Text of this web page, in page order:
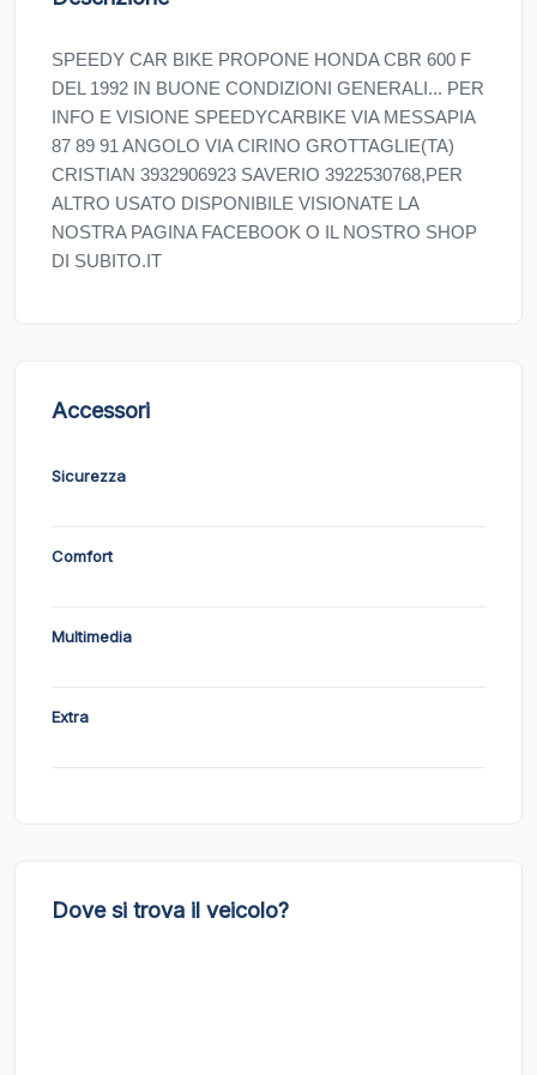
SPEEDY CAR BIKE PROPONE HONDA CBR 600 F
DEL 1992 IN BUONE CONDIZIONI GENERALI... PER
INFO E VISIONE SPEEDYCARBIKE VIA MESSAPIA
87 89 91 ANGOLO VIA CIRINO GROTTAGLIE(TA)
CRISTIAN 3932906923 SAVERIO 3922530768,PER
ALTRO USATO DISPONIBILE VISIONATE LA
NOSTRA PAGINA FACEBOOK O IL NOSTRO SHOP
DI SUBITO.IT
Accessori
Sicurezza
Comfort
Multimedia
Extra
Dove si trova il veicolo?